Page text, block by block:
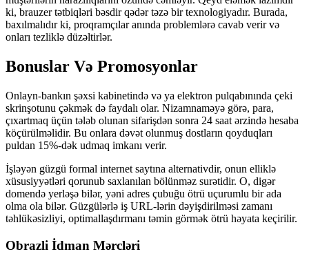
ki, brauzer tətbiqləri bəsdir qədər təzə bir texnologiyadır. Burada,
baxılmalıdır ki, proqramçılar anında problemlərə cavab verir və
onları tezliklə düzəltirlər.
Bonuslar Və Promosyonlar
Onlayn-bankın şəxsi kabinetində və ya elektron pulqabınında çeki
skrinşotunu çəkmək də faydalı olar. Nizamnaməyə görə, para,
çıxartmaq üçün tələb olunan sifarişdən sonra 24 saat ərzində hesaba
köçürülməlidir. Bu onlara dəvət olunmuş dostların qoyduqları
puldan 15%-dək udmaq imkanı verir.
İşləyən güzgü formal internet saytına alternativdir, onun elliklə
xüsusiyyətləri qorunub saxlanılan bölünməz surətidir. O, digər
domendə yerləşə bilər, yəni adres çubuğu ötrü uçurumlu bir ada
olma ola bilər. Güzgülərlə iş URL-lərin dəyişdirilməsi zamanı
təhlükəsizliyi, optimallaşdırmanı təmin görmək ötrü həyata keçirilir.
Obrazli İdman Mərcləri